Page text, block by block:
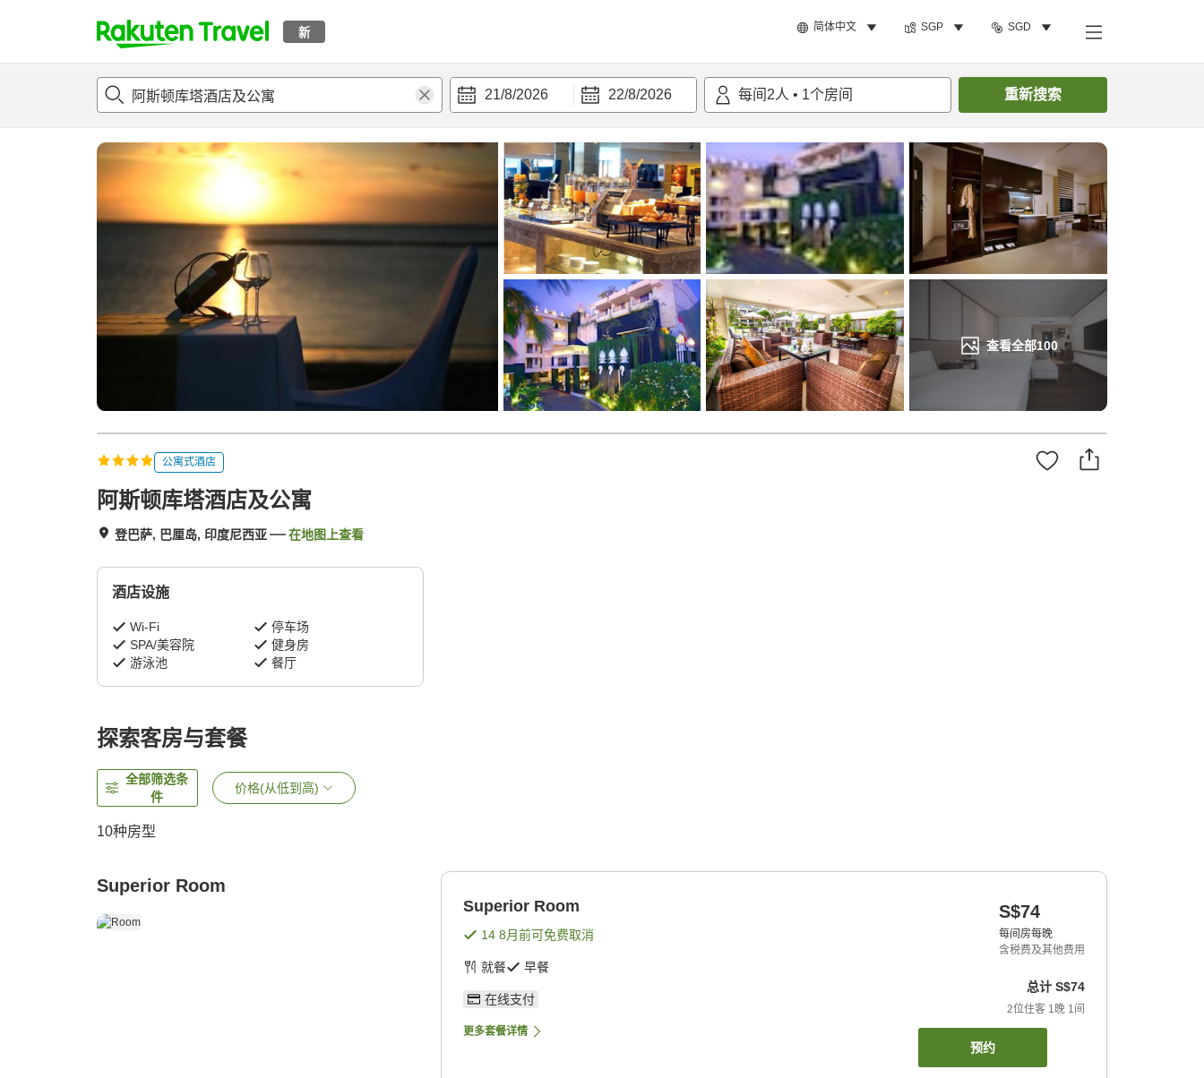
新 简体中文 SGP SGD
t
p
a
_
s
21/8/2026 22/8/2026 每间 2人 • 1个房间 重新搜索
查看全部100
概况 客房及住宿套餐评论设施 搜索客房
公寓式酒店
阿斯顿库塔酒店及公寓
登巴萨, 巴厘岛, 印度尼西亚 在地图上查看
酒店设施
Wi-Fi
停车场
SPA/美容院
健身房
游泳池
餐厅
探索客房与套餐
全部筛选条
件
价格(从低到高)
10种房型
Superior Room
Superior Room
14 8月前可免费取消
就餐 早餐
在线支付
更多套餐详情
S$74
每间房每晚
含税费及其他费用
总计 S$74
2位住客 1晚 1间
预约